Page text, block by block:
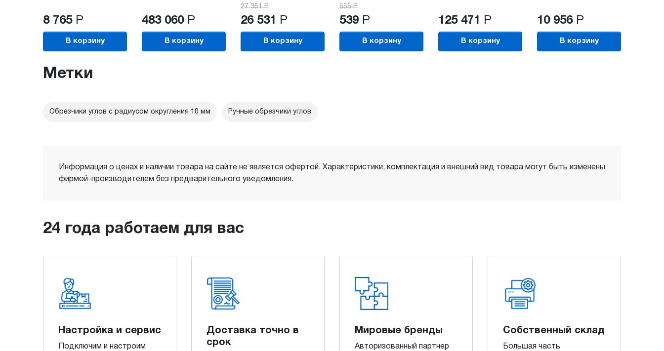
8 765 Р
В корзину
483 060 Р
В корзину
27 351 Р
26 531 Р
В корзину
556 Р
539 Р
В корзину
125 471 Р
В корзину
10 956 Р
В корзину
Метки
Обрезчики углов с радиусом округления 10 мм Ручные обрезчики углов
Информация о ценах и наличии товара на сайте не является офертой. Характеристики, комплектация и внешний вид товара могут быть изменены
фирмой-производителем без предварительного уведомления.
24 года работаем для вас
Настройка и сервис
Подключим и настроим
Доставка точно в
срок
Мировые бренды
Авторизованный партнер
Собственный склад
Большая часть